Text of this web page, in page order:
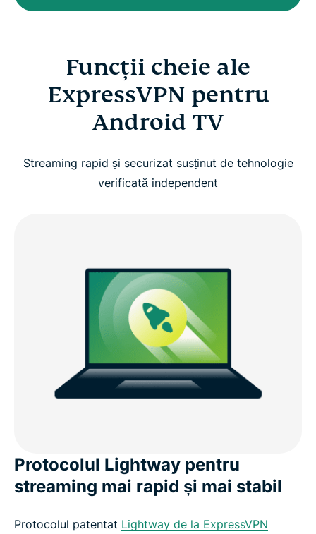
Funcții cheie ale
ExpressVPN pentru
Android TV
Streaming rapid și securizat susținut de tehnologie
verificată independent
Protocolul Lightway pentru
streaming mai rapid și mai stabil
Protocolul patentat Lightway de la ExpressVPN